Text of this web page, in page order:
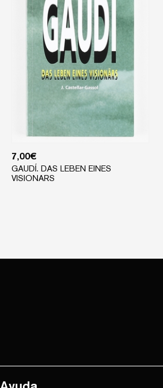
7,00€
GAUDÍ. DAS LEBEN EINES
VISIONARS